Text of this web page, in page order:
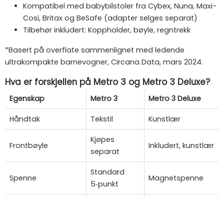
Kompatibel med babybilstoler fra Cybex, Nuna, Maxi-
Cosi, Britax og BeSafe (adapter selges separat)
Tilbehør inkludert: Koppholder, bøyle, regntrekk
*Basert på overflate sammenlignet med ledende
ultrakompakte barnevogner, Circana Data, mars 2024.
Hva er forskjellen på Metro 3 og Metro 3 Deluxe?
Egenskap Metro 3 Metro 3 Deluxe
Håndtak Tekstil Kunstlær
Frontbøyle
Kjøpes
separat
Inkludert, kunstlær
Spenne
Standard
5‑punkt
Magnetspenne